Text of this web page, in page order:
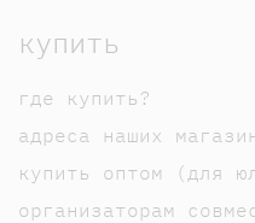
купить
где купить?
адреса наших
купить оптом (для
организаторам